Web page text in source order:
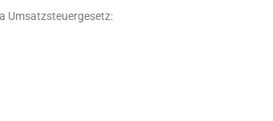
Umsatzsteuergesetz: